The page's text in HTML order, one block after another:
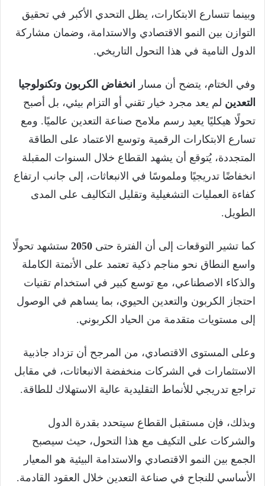
وبينما تتسارع الابتكارات، يظل التحدي الأكبر في تحقيق
التوازن بين النمو الاقتصادي والاستدامة، وضمان مشاركة
الدول النامية في هذا التحول التاريخي.
وفي الختام، يتضح أن مسار
انخفاض الكربون وتكنولوجيا
التعدين لم يعد مجرد خيار تقني أو التزام بيئي، بل أصبح
تحولًا هيكليًا يعيد رسم ملامح صناعة التعدين عالميًا. ومع
تسارع الابتكارات الرقمية وتوسع الاعتماد على الطاقة
المتجددة، يُتوقع أن يشهد القطاع خلال السنوات المقبلة
انخفاضًا تدريجيًا وملموسًا في الانبعاثات، إلى جانب ارتفاع
كفاءة العمليات التشغيلية وتقليل التكاليف على المدى
الطويل.
كما تشير التوقعات إلى أن الفترة حتى 2050 ستشهد تحولًا
واسع النطاق نحو مناجم ذكية تعتمد على الأتمتة الكاملة
والذكاء الاصطناعي، مع توسع كبير في استخدام تقنيات
احتجاز الكربون والتعدين الحيوي، بما يساهم في الوصول
إلى مستويات متقدمة من الحياد الكربوني.
وعلى المستوى الاقتصادي، من المرجح أن تزداد جاذبية
الاستثمارات في الشركات منخفضة الانبعاثات، في مقابل
تراجع تدريجي للأنماط التقليدية عالية الاستهلاك للطاقة.
وبذلك، فإن مستقبل القطاع سيتحدد بقدرة الدول
والشركات على التكيف مع هذا التحول، حيث سيصبح
الجمع بين النمو الاقتصادي والاستدامة البيئية هو المعيار
الأساسي للنجاح في صناعة التعدين خلال العقود القادمة.